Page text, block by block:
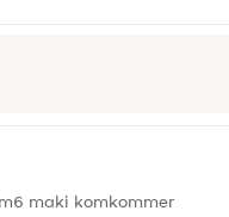
maki komkommer